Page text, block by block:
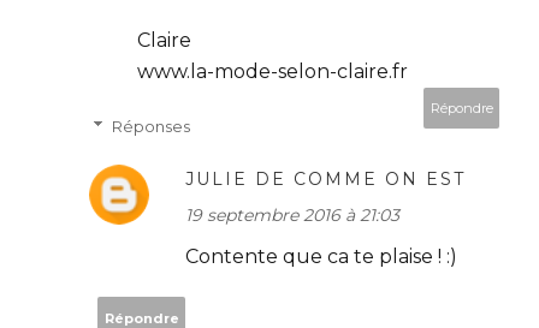
Claire
www.la-mode-selon-claire.fr
Répondre
Réponses
JULIE DE COMME ON EST
19 septembre 2016 à 21:03
Contente que ca te plaise ! :)
Répondre